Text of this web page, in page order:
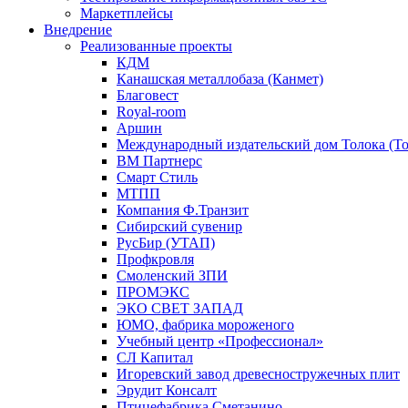
Маркетплейсы
Внедрение
Реализованные проекты
КДМ
Канашская металлобаза (Канмет)
Благовест
Royal-room
Аршин
Международный издательский дом Толока
ВМ Партнерс
Смарт Стиль
МТПП
Компания Ф.Транзит
Сибирский сувенир
РусБир (УТАП)
Профкровля
Смоленский ЗПИ
ПРОМЭКС
ЭКО СВЕТ ЗАПАД
ЮМО, фабрика мороженого
Учебный центр «Профессионал»
СЛ Капитал
Игоревский завод древесностружечных плит
Эрудит Консалт